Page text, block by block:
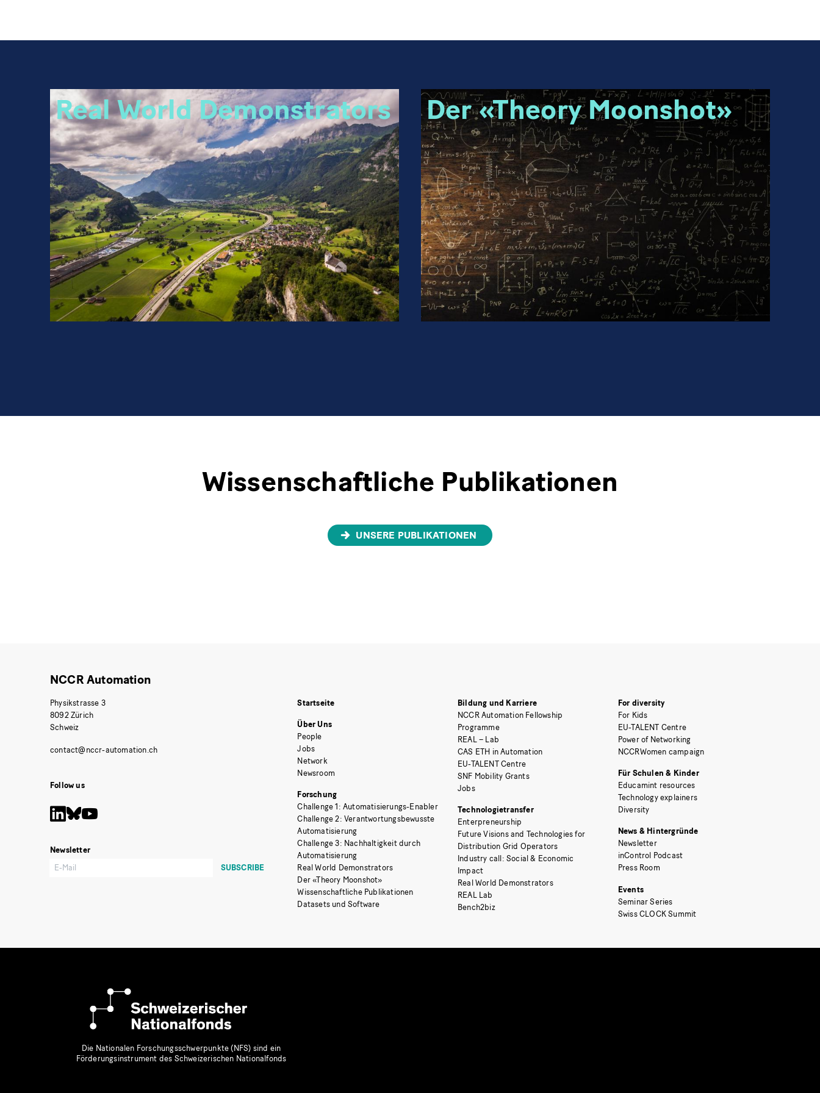
Real World Demonstrators Der «Theory Moonshot»
Wissenschaftliche Publikationen
UNSERE PUBLIKATIONEN
NCCR Automation
Physikstrasse 3
8092 Zürich
Schweiz
Follow us
Newsletter
Startseite
Über Uns
People
Jobs
Network
Newsroom
Forschung
Challenge 1: Automatisierungs-Enabler
Challenge 2: Verantwortungsbewusste
Automatisierung
Challenge 3: Nachhaltigkeit durch
Automatisierung
Real World Demonstrators
Der «Theory Moonshot»
Wissenschaftliche Publikationen
Datasets und Software
Bildung und Karriere
NCCR Automation Fellowship
Programme
REAL – Lab
CAS ETH in Automation
EU-TALENT Centre
SNF Mobility Grants
Jobs
Technologietransfer
Enterpreneurship
Future Visions and Technologies for
Distribution Grid Operators
Industry call: Social & Economic
Impact
Real World Demonstrators
REAL Lab
Bench2biz
For diversity
For Kids
EU-TALENT Centre
Power of Networking
NCCRWomen campaign
Für Schulen & Kinder
Educamint resources
Technology explainers
Diversity
News & Hintergründe
Newsletter
inControl Podcast
Press Room
Events
Seminar Series
Swiss CLOCK Summit
Die Nationalen Forschungsschwerpunkte (NFS) sind ein
Förderungsinstrument des Schweizerischen Nationalfonds